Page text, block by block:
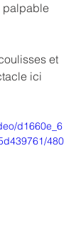
palpable
et
ici
d1660e_6
480